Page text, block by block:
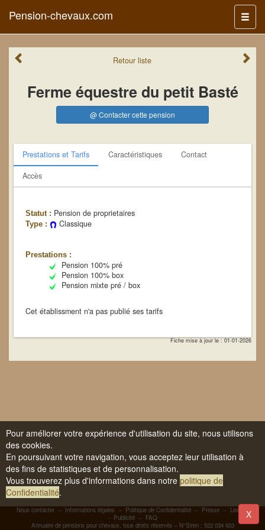
Menu
Pension-chevaux.com
Retourliste
Ferme équestre du petit Basté
@ Contacter cette pension
Prestations et Tarifs Caractéristiques
Contact
Accès
Statut : Pension de proprietaires
Type : Classique
Prestations :
Pension 100% pré
Pension 100% box
Pension mixte pré / box
Cet établissment n'a pas publié ses tarifs
Fiche mise à jour le : 01-01-2026
Nous contacter -- Informations légales -- Politique de Confidentialité -- Presse -- Liens
-
- Publicité-- FAQ
Annuaire de pensions pour chevaux, tous droits réservés -- N°Siren : 522 034 933
Pour améliorer votre expérience d'utilisation du site, nous utilisons
des cookies.
En poursuivant votre navigation, vous acceptez leur utilisation à
des fins de statistiques et de personnalisation.
Vous trouverez plus d'informations dans notre politique de
Confidentialité.
X